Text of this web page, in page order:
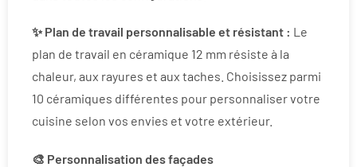
✨ Plan de travail personnalisable et résistant : Le
plan de travail en céramique 12 mm résiste à la
chaleur, aux rayures et aux taches. Choisissez parmi
10 céramiques différentes pour personnaliser votre
cuisine selon vos envies et votre extérieur.
🎨 Personnalisation des façades